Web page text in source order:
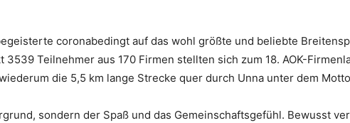
coronabedingt auf das wohl größte und beliebte
Teilnehmer aus 170 Firmen stellten sich zum 18. AOK-
die 5,5 km lange Strecke quer durch Unna unter dem Motto
sondern der Spaß und das Gemeinschaftsgefühl. Bewusst